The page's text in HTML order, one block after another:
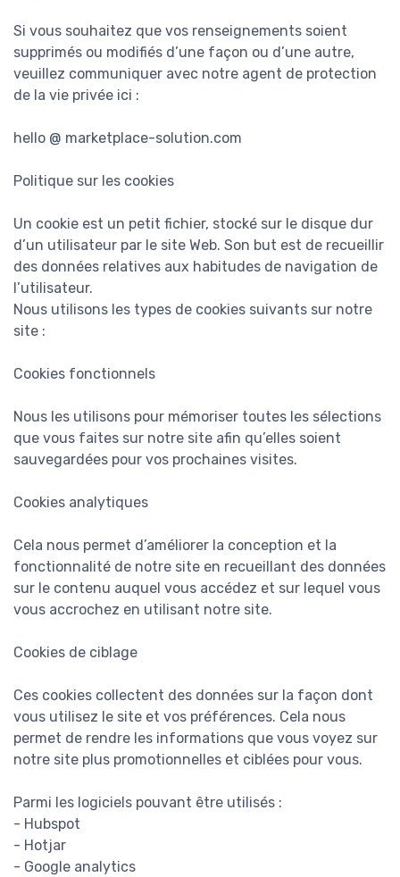
Si vous souhaitez que vos renseignements soient
supprimés ou modifiés d’une façon ou d’une autre,
veuillez communiquer avec notre agent de protection
de la vie privée ici :
hello @ marketplace-solution.com
Politique sur les cookies
Un cookie est un petit fichier, stocké sur le disque dur
d’un utilisateur par le site Web. Son but est de recueillir
des données relatives aux habitudes de navigation de
l’utilisateur.
Nous utilisons les types de cookies suivants sur notre
site :
Cookies fonctionnels
Nous les utilisons pour mémoriser toutes les sélections
que vous faites sur notre site afin qu’elles soient
sauvegardées pour vos prochaines visites.
Cookies analytiques
Cela nous permet d’améliorer la conception et la
fonctionnalité de notre site en recueillant des données
sur le contenu auquel vous accédez et sur lequel vous
vous accrochez en utilisant notre site.
Cookies de ciblage
Ces cookies collectent des données sur la façon dont
vous utilisez le site et vos préférences. Cela nous
permet de rendre les informations que vous voyez sur
notre site plus promotionnelles et ciblées pour vous.
Parmi les logiciels pouvant être utilisés :
- Hubspot
- Hotjar
- Google analytics